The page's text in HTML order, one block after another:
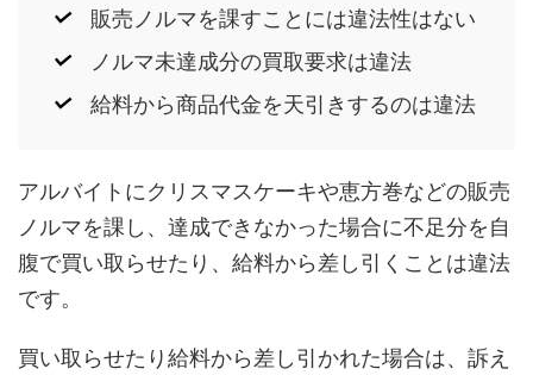
販売ノルマを課すことには違法性はない
ノルマ未達成分の買取要求は違法
給料から商品代金を天引きするのは違法
アルバイトにクリスマスケーキや恵方巻などの販売
ノルマを課し、達成できなかった場合に不足分を自
腹で買い取らせたり、給料から差し引くことは違法
です。
買い取らせたり給料から差し引かれた場合は、訴え